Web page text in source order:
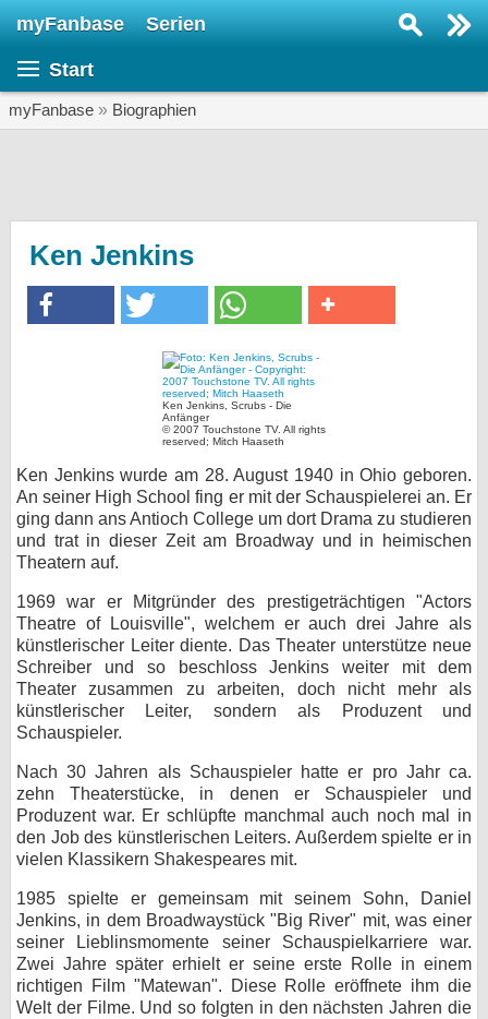
myFanbase Serien
Start
myFanbase » Biographien
Ken Jenkins
Ken Jenkins, Scrubs - Die
Anfänger
© 2007 Touchstone TV. All rights
reserved; Mitch Haaseth
Ken Jenkins wurde am 28. August 1940 in Ohio geboren.
An seiner High School fing er mit der Schauspielerei an. Er
ging dann ans Antioch College um dort Drama zu studieren
und trat in dieser Zeit am Broadway und in heimischen
Theatern auf.
1969 war er Mitgründer des prestigeträchtigen "Actors
Theatre of Louisville", welchem er auch drei Jahre als
künstlerischer Leiter diente. Das Theater unterstütze neue
Schreiber und so beschloss Jenkins weiter mit dem
Theater zusammen zu arbeiten, doch nicht mehr als
künstlerischer Leiter, sondern als Produzent und
Schauspieler.
Nach 30 Jahren als Schauspieler hatte er pro Jahr ca.
zehn Theaterstücke, in denen er Schauspieler und
Produzent war. Er schlüpfte manchmal auch noch mal in
den Job des künstlerischen Leiters. Außerdem spielte er in
vielen Klassikern Shakespeares mit.
1985 spielte er gemeinsam mit seinem Sohn, Daniel
Jenkins, in dem Broadwaystück "Big River" mit, was einer
seiner Lieblinsmomente seiner Schauspielkarriere war.
Zwei Jahre später erhielt er seine erste Rolle in einem
richtigen Film "Matewan". Diese Rolle eröffnete ihm die
Welt der Filme. Und so folgten in den nächsten Jahren die
Veranstaltungen
KULTUR
Specials
SERVICE
Gewinnspiele
Forum
bei X
Kontakt
Nutzungsbedingungen
Cookie-Einstellungen
Impressum
Desktop-Ansicht
myFanbase